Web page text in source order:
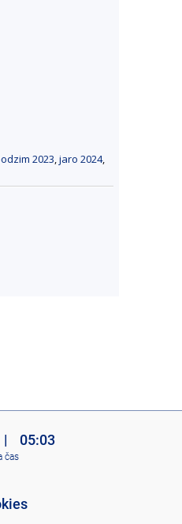
2023,jaro 2024,
| 05:03
čas